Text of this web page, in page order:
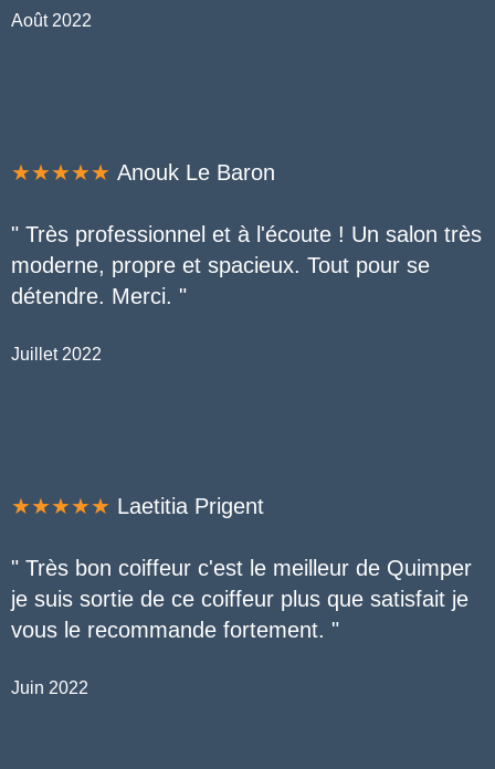
Août 2022
★★★★★ Anouk Le Baron
" Très professionnel et à l'écoute ! Un salon très
moderne, propre et spacieux. Tout pour se
détendre. Merci. "
Juillet 2022
★★★★★ Laetitia Prigent
" Très bon coiffeur c'est le meilleur de Quimper
je suis sortie de ce coiffeur plus que satisfait je
vous le recommande fortement. "
Juin 2022